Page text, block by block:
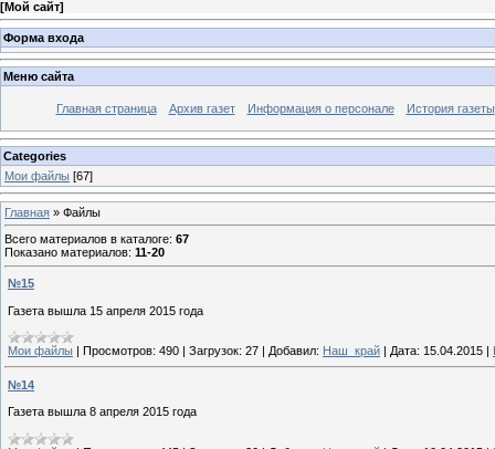
[Мой сайт]
Форма входа
Меню сайта
Главная страница Архив газет Информация о персонале История газеты
Categories
Мои файлы [67]
Главная » Файлы
Всего материалов в каталоге: 67
Показано материалов: 11-20
№15
Газета вышла 15 апреля 2015 года
Мои файлы Просмотров: 490 Загрузок: 27 Добавил: Наш_край Дата: 15.04.2015
№14
Газета вышла 8 апреля 2015 года